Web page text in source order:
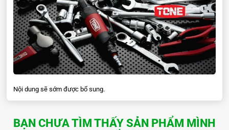
Model Chiều dài tổng thể L (mm) Đường kính đầu búa D
BHC-05 290 26
BHC-10 300
Nội dung sẽ sớm được bổ sung.
BẠN CHƯA TÌM THẤY SẢN PHẨM MÌNH